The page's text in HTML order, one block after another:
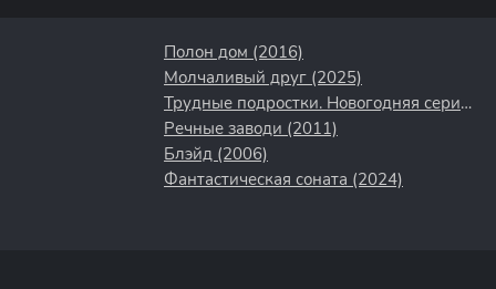
Полон дом (2016)
Молчаливый друг (2025)
Трудные подростки. Новогодняя серия (2021)
Речные заводи (2011)
Блэйд (2006)
Фантастическая соната (2024)